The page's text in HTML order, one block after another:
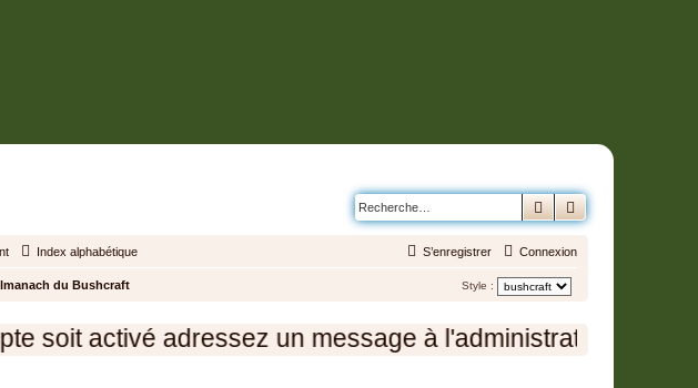
RechercherRecherche
Index alphabétique Connexion
S’enregistrer
Style :
du Bushcraft
activé adressez un message à l'administration en